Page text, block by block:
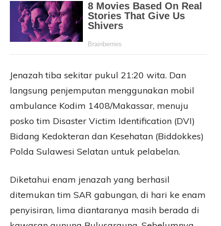
Jenazah tiba sekitar pukul 21:20 wita. Dan
langsung penjemputan menggunakan mobil
ambulance Kodim 1408/Makassar, menuju
posko tim Disaster Victim Identification (DVI)
Bidang Kedokteran dan Kesehatan (Biddokkes)
Polda Sulawesi Selatan untuk pelabelan.
Diketahui enam jenazah yang berhasil
ditemukan tim SAR gabungan, di hari ke enam
penyisiran, lima diantaranya masih berada di